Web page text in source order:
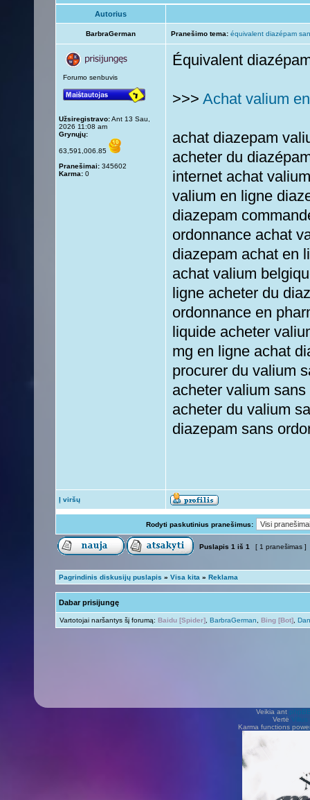
Autorius
BarbraGerman Pranešimo tema: équivalent diazépam
Forumo senbuvis
Užsiregistravo:Ant 13 Sau,
2026 11:08 am
Grynųjų:
63,591,006.85
Pranešimai: 345602
Karma: 0
Équivalent
>>> Achat valium
achat diazepam
acheter du
internet achat
valium en ligne
diazepam
ordonnance achat
diazepam achat en
achat valium
ligne acheter du
ordonnance en
liquide acheter
mg en ligne achat
procurer du valium
acheter valium
acheter du valium
diazepam sans
Į viršų
Rodyti paskutinius pranešimus:
Puslapis 1 iš 1 [ 1 pranešimas ]
Pagrindinis diskusijų puslapis » Visa kita » Reklama
Dabar prisijungę
Vartotojai naršantys šį forumą: Baidu [Spider] BarbraGerman Bing [Bot]
Veikia ant
Vertė Vilius
Karma functions